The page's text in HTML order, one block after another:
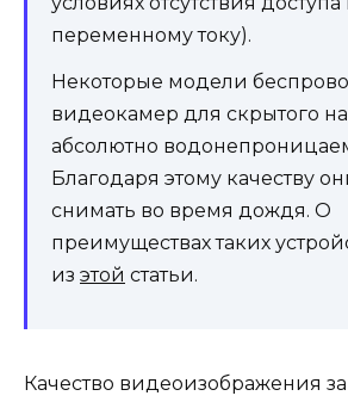
переменному току).
Некоторые модели
видеокамер для скрытого
абсолютно
Благодаря этому качеству
снимать во время дождя. О
преимуществах таких
из этой статьи.
Качество видеоизображения